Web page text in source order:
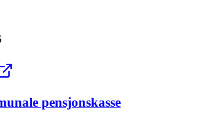
pensjonskasse